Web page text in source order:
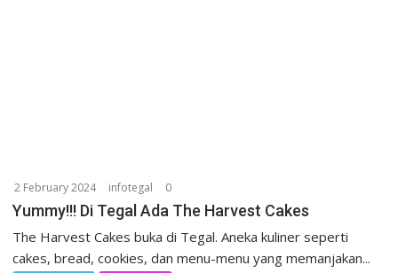
2 February 2024 infotegal 0
Yummy!!! Di Tegal Ada The Harvest Cakes
The Harvest Cakes buka di Tegal. Aneka kuliner seperti
cakes, bread, cookies, dan menu-menu yang memanjakan...